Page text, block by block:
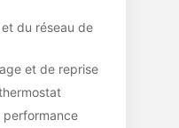
du réseau de
et de reprise
performance